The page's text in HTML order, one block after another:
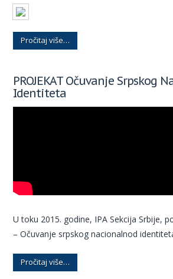
Pročitaj više…
PROJEKAT Očuvanje Srpskog
Identiteta
U toku 2015. godine, IPA Sekcija Srbije,
– Očuvanje srpskog nacionalnod
Pročitaj više…